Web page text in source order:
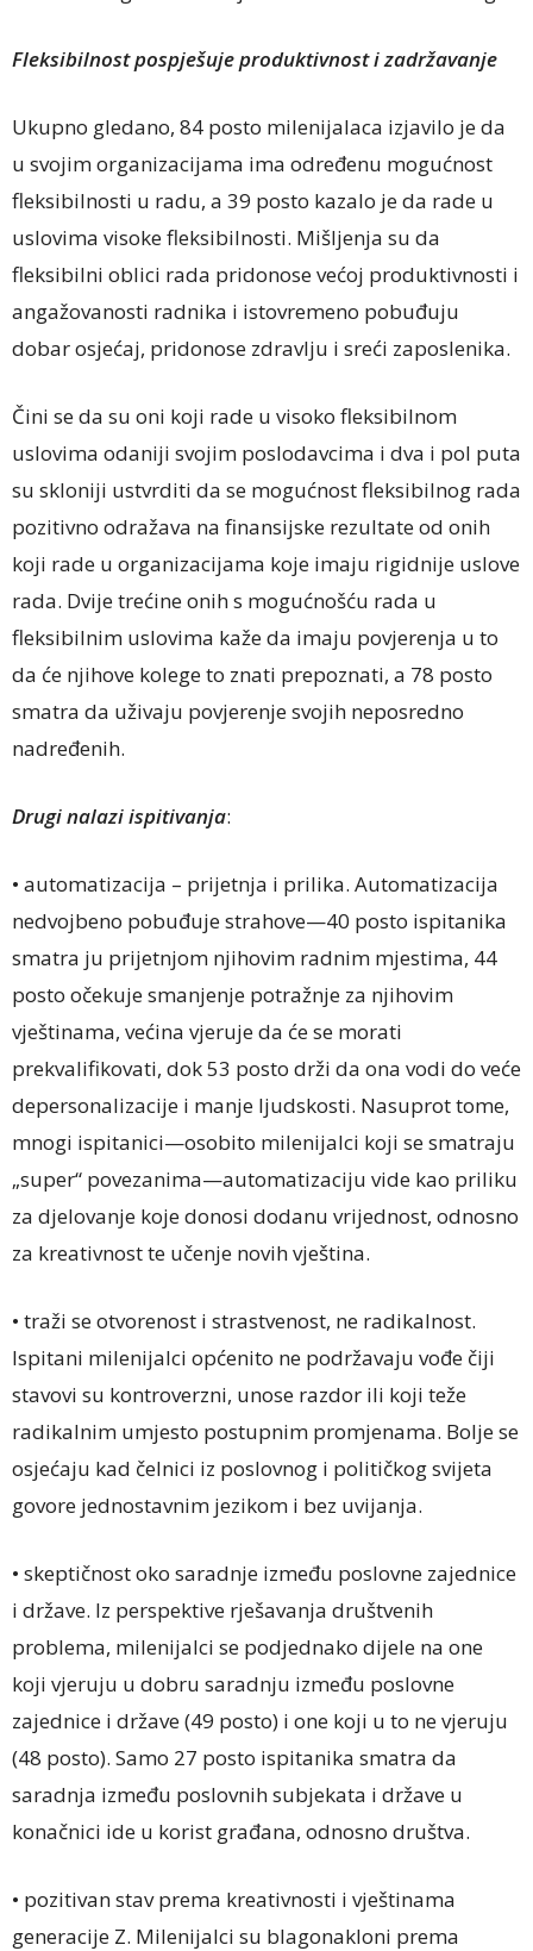
Fleksibilnost pospješuje produktivnost i zadržavanje
Ukupno gledano, 84 posto milenijalaca izjavilo je da
u svojim organizacijama ima određenu mogućnost
fleksibilnosti u radu, a 39 posto kazalo je da rade u
uslovima visoke fleksibilnosti. Mišljenja su da
fleksibilni oblici rada pridonose većoj produktivnosti i
angažovanosti radnika i istovremeno pobuđuju
dobar osjećaj, pridonose zdravlju i sreći zaposlenika.
Čini se da su oni koji rade u visoko fleksibilnom
uslovima odaniji svojim poslodavcima i dva i pol puta
su skloniji ustvrditi da se mogućnost fleksibilnog rada
pozitivno odražava na finansijske rezultate od onih
koji rade u organizacijama koje imaju rigidnije uslove
rada. Dvije trećine onih s mogućnošću rada u
fleksibilnim uslovima kaže da imaju povjerenja u to
da će njihove kolege to znati prepoznati, a 78 posto
smatra da uživaju povjerenje svojih neposredno
nadređenih.
Drugi nalazi ispitivanja:
• automatizacija – prijetnja i prilika. Automatizacija
nedvojbeno pobuđuje strahove—40 posto ispitanika
smatra ju prijetnjom njihovim radnim mjestima, 44
posto očekuje smanjenje potražnje za njihovim
vještinama, većina vjeruje da će se morati
prekvalifikovati, dok 53 posto drži da ona vodi do veće
depersonalizacije i manje ljudskosti. Nasuprot tome,
mnogi ispitanici—osobito milenijalci koji se smatraju
„super“ povezanima—automatizaciju vide kao priliku
za djelovanje koje donosi dodanu vrijednost, odnosno
za kreativnost te učenje novih vještina.
• traži se otvorenost i strastvenost, ne radikalnost.
Ispitani milenijalci općenito ne podržavaju vođe čiji
stavovi su kontroverzni, unose razdor ili koji teže
radikalnim umjesto postupnim promjenama. Bolje se
osjećaju kad čelnici iz poslovnog i političkog svijeta
govore jednostavnim jezikom i bez uvijanja.
• skeptičnost oko saradnje između poslovne zajednice
i države. Iz perspektive rješavanja društvenih
problema, milenijalci se podjednako dijele na one
koji vjeruju u dobru saradnju između poslovne
zajednice i države (49 posto) i one koji u to ne vjeruju
(48 posto). Samo 27 posto ispitanika smatra da
saradnja između poslovnih subjekata i države u
konačnici ide u korist građana, odnosno društva.
• pozitivan stav prema kreativnosti i vještinama
generacije Z. Milenijalci su blagonakloni prema